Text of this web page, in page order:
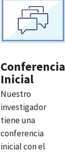
Conferencia
Inicial
Nuestro
investigador
tiene una
conferencia
inicial con el